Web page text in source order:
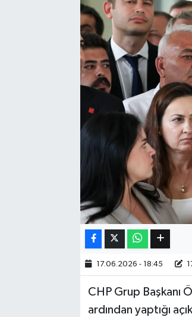
17.06.2026 - 18:45
CHP Grup Başkanı
ardından yaptığı
Bilim, Teknoloji